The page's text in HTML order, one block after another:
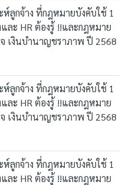
ลูกจ้าง ที่กฎหมายบังคับใช้ 1
ละ HR ต้องรู้ !!และกฎหมาย
เงินบำนาญชราภาพ ปี 2568
ลูกจ้าง ที่กฎหมายบังคับใช้ 1
ละ HR ต้องรู้ !!และกฎหมาย
เงินบำนาญชราภาพ ปี 2568
ลูกจ้าง ที่กฎหมายบังคับใช้ 1
ละ HR ต้องรู้ !!และกฎหมาย